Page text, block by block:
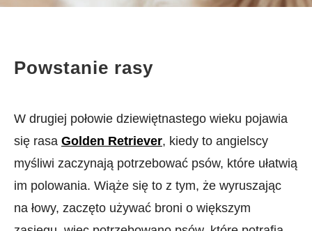
Powstanie rasy
W drugiej połowie dziewiętnastego wieku pojawia
się rasa Golden Retriever, kiedy to angielscy
myśliwi zaczynają potrzebować psów, które ułatwią
im polowania. Wiąże się to z tym, że wyruszając
na łowy, zaczęto używać broni o większym